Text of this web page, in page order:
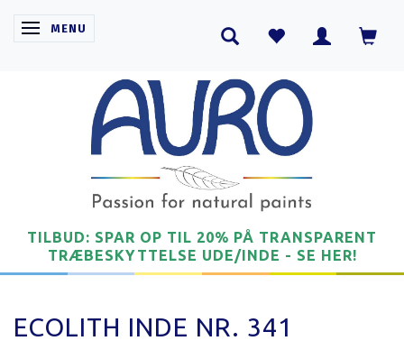
SKIFTE NAVIGATION
MENU
TILBUD: SPAR OP TIL 20% PÅ TRANSPARENT
TRÆBESKYTTELSE UDE/INDE - SE HER!
ECOLITH INDE NR. 341